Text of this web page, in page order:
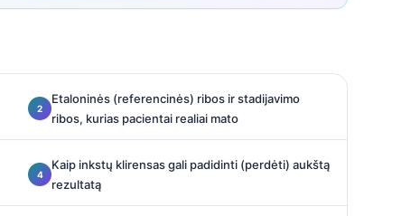
Etaloninės (referencinės) ribos ir stadijavimo
ribos, kurias pacientai realiai mato
Kaip inkstų klirensas gali padidinti (perdėti) aukštą
rezultatą